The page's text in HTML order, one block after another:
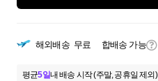
해외배송 무료 합배송 가능
평균5일내 배송 시작 (주말, 공휴일 제외)